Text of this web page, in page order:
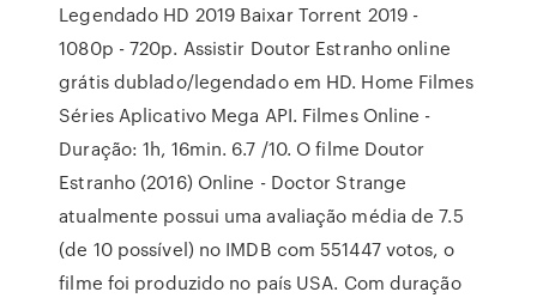
Legendado HD 2019 Baixar Torrent 2019 -
1080p - 720p. Assistir Doutor Estranho online
grátis dublado/legendado em HD. Home Filmes
Séries Aplicativo Mega API. Filmes Online -
Duração: 1h, 16min. 6.7 /10. O filme Doutor
Estranho (2016) Online - Doctor Strange
atualmente possui uma avaliação média de 7.5
(de 10 possível) no IMDB com 551447 votos, o
filme foi produzido no país USA. Com duração